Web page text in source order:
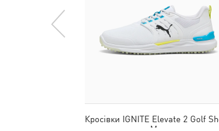
Кросівки IGNITE Elevate 2 Golf
Men